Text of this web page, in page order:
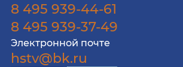
8 495 939-44-61
8 495 939-37-49
Электронной почте
hstv@bk.ru